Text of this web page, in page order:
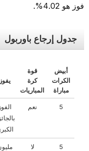
فوز هو 4.02%.
جدول إرجاع باوربول
أبيض
الكرات
مباراة
قوة
كرة
المباريات
يفوز
نعم
الفوز
بالجائزة
الكبرى
مليون